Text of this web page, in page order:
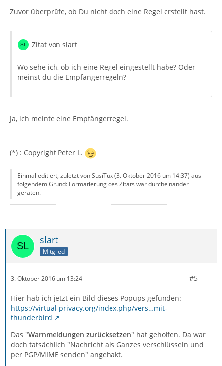
Zuvor überprüfe, ob Du nicht doch eine Regel erstellt hast.
Zitat von slart
Wo sehe ich, ob ich eine Regel eingestellt habe? Oder
meinst du die Empfängerregeln?
Ja, ich meinte eine Empfängerregel.
(*) : Copyright Peter L.
Einmal editiert, zuletzt von SusiTux (3. Oktober 2016 um 14:37) aus
folgendem Grund: Formatierung des Zitats war durcheinander
geraten.
slart
Mitglied
3. Oktober 2016 um 13:24 #5
Hier hab ich jetzt ein Bild dieses Popups gefunden:
https://virtual-privacy.org/index.php/vers…mit-
thunderbird
Das "Warnmeldungen zurücksetzen" hat geholfen. Da war
doch tatsächlich "Nachricht als Ganzes verschlüsseln und
per PGP/MIME senden" angehakt.